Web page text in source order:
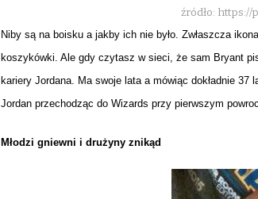
źródło: https://
Niby są na boisku a jakby ich nie było. Zwłaszcza
koszykówki. Ale gdy czytasz w sieci, że sam Bryant
kariery Jordana. Ma swoje lata a mówiąc dokładnie
Jordan przechodząc do Wizards przy pierwszym
Młodzi gniewni i drużyny znikąd